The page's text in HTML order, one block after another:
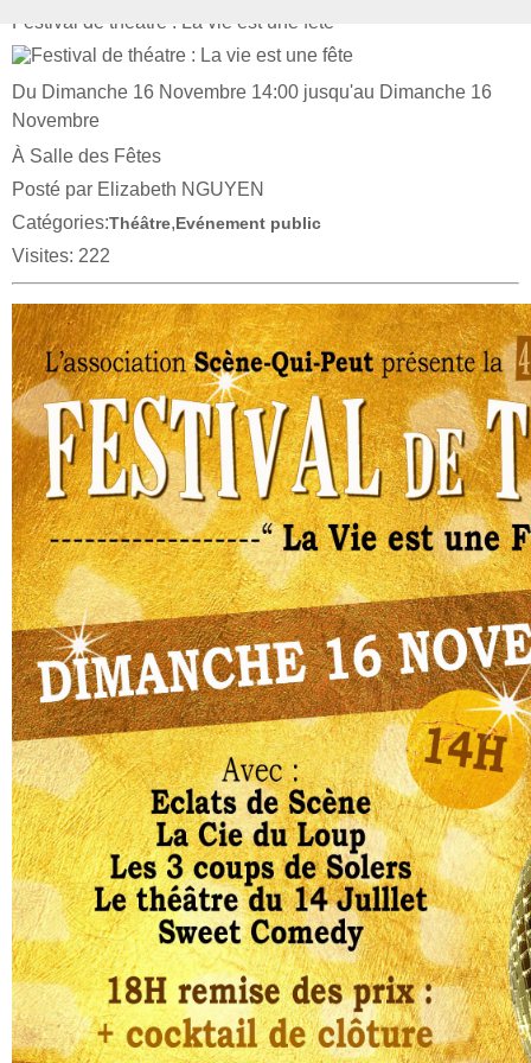
Festival de théatre : La vie est une fête
Du Dimanche 16 Novembre 14:00 jusqu'au Dimanche 16
Novembre
À Salle des Fêtes
Posté par Elizabeth NGUYEN
Catégories:Théâtre,Evénement public
Visites: 222